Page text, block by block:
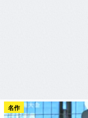
名作